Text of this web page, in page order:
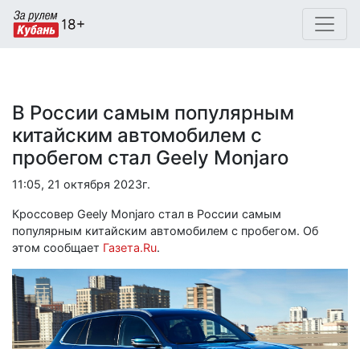
В России самым популярным
китайским автомобилем с
пробегом стал Geely Monjaro
11:05, 21 октября 2023г.
Кроссовер Geely Monjaro стал в России самым
популярным китайским автомобилем с пробегом. Об
этом сообщает Газета.Ru.